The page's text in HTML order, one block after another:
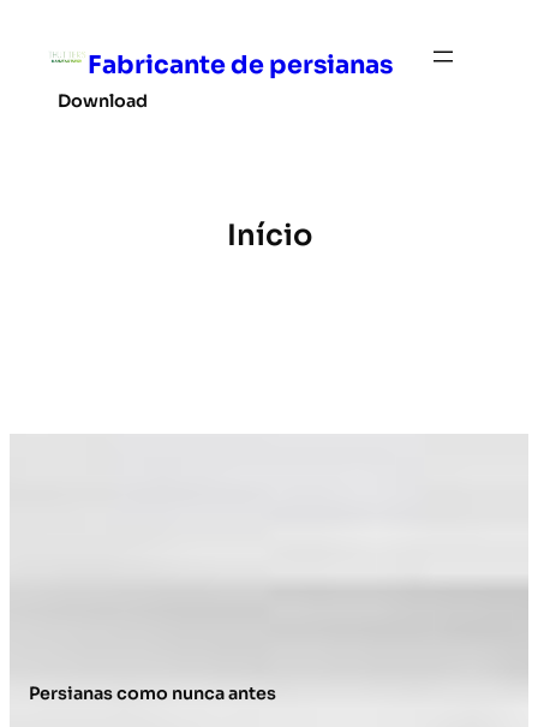
para
conteúdo
Fabricante de persianas
Download
Início
Persianas como nunca antes